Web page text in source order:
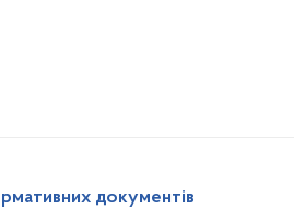
документів